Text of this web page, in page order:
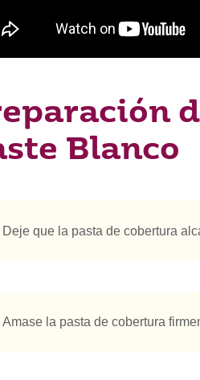
Blanco
Deje que la pasta de cobertura
Amase la pasta de cobertura